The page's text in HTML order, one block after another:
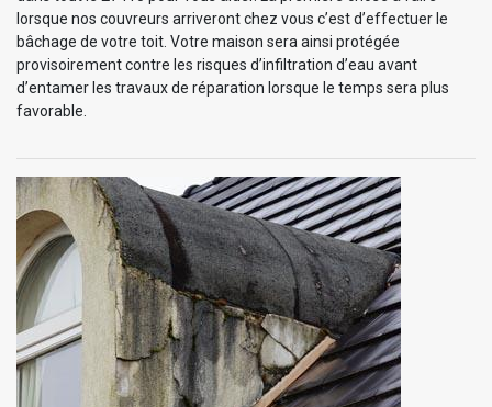
lorsque nos couvreurs arriveront chez vous c’est d’effectuer le
bâchage de votre toit. Votre maison sera ainsi protégée
provisoirement contre les risques d’infiltration d’eau avant
d’entamer les travaux de réparation lorsque le temps sera plus
favorable.